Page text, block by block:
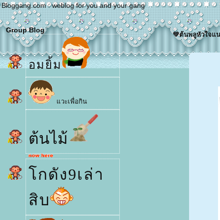
Bloggang.com : weblog for you and your gang
Group Blog
อมยิ้ม
วะเพื่อกิน
ต้นไม้
กดัง9เล่า
สิบ
💚ต้นพลู​หัวใจแ